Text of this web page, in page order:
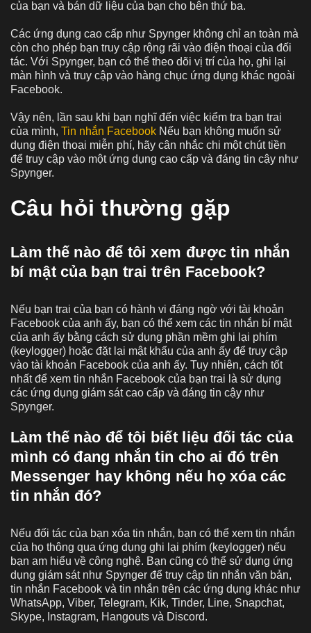
của bạn và bán dữ liệu của bạn cho bên thứ ba.
Các ứng dụng cao cấp như Spynger không chỉ an toàn mà
còn cho phép bạn truy cập rộng rãi vào điện thoại của đối
tác. Với Spynger, bạn có thể theo dõi vị trí của họ, ghi lại
màn hình và truy cập vào hàng chục ứng dụng khác ngoài
Facebook.
Vậy nên, lần sau khi bạn nghĩ đến việc kiểm tra bạn trai
của mình, Tin nhắn Facebook Nếu bạn không muốn sử
dụng điện thoại miễn phí, hãy cân nhắc chi một chút tiền
để truy cập vào một ứng dụng cao cấp và đáng tin cậy như
Spynger.
Câu hỏi thường gặp
Làm thế nào để tôi xem được tin nhắn
bí mật của bạn trai trên Facebook?
Nếu bạn trai của bạn có hành vi đáng ngờ với tài khoản
Facebook của anh ấy, bạn có thể xem các tin nhắn bí mật
của anh ấy bằng cách sử dụng phần mềm ghi lại phím
(keylogger) hoặc đặt lại mật khẩu của anh ấy để truy cập
vào tài khoản Facebook của anh ấy. Tuy nhiên, cách tốt
nhất để xem tin nhắn Facebook của bạn trai là sử dụng
các ứng dụng giám sát cao cấp và đáng tin cậy như
Spynger.
Làm thế nào để tôi biết liệu đối tác của
mình có đang nhắn tin cho ai đó trên
Messenger hay không nếu họ xóa các
tin nhắn đó?
Nếu đối tác của bạn xóa tin nhắn, bạn có thể xem tin nhắn
của họ thông qua ứng dụng ghi lại phím (keylogger) nếu
bạn am hiểu về công nghệ. Bạn cũng có thể sử dụng ứng
dụng giám sát như Spynger để truy cập tin nhắn văn bản,
tin nhắn Facebook và tin nhắn trên các ứng dụng khác như
WhatsApp, Viber, Telegram, Kik, Tinder, Line, Snapchat,
Skype, Instagram, Hangouts và Discord.